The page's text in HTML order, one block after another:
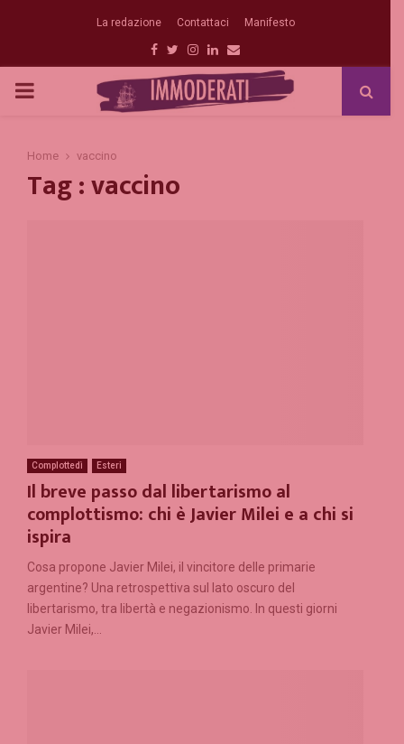
La redazione Contattaci Manifesto
Facebook
Twitter
Instagram
Linkedin
Email
PRIMARY
Home vaccino
Tag : vaccino
Complottedì Esteri
Il breve passo dal libertarismo al
complottismo: chi è Javier Milei e a chi si
ispira
Cosa propone Javier Milei, il vincitore delle primarie
argentine? Una retrospettiva sul lato oscuro del
libertarismo, tra libertà e negazionismo. In questi giorni
Javier Milei,...